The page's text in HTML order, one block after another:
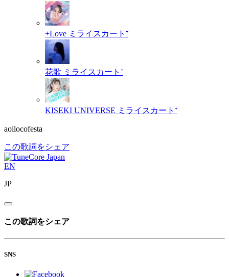
+Love ミライスカート⁺
花歌 ミライスカート⁺
KISEKI UNIVERSE ミライスカート⁺
aoilocofesta
この歌詞をシェア
EN
JP
この歌詞をシェア
SNS